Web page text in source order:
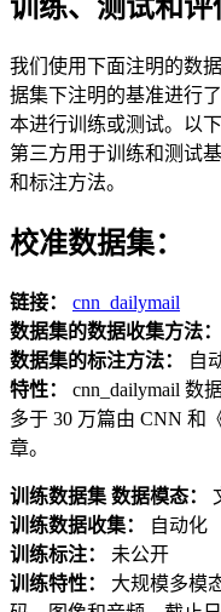
训练、测试和评
我们使用下面注明的数
据集下注明的基准进行
本进行训练或测试。以
第三方用于训练和测试
和标注方法。
校准数据集：
链接：
cnn_dailymail
数据集的数据收集方法：
数据集的标注方法：
自
特性：
cnn_dailymail 数
多于 30 万篇由 CNN 和
章。
训练数据集 数据模态：
训练数据收集：
自动化
训练标注：
未公开
训练特性：
大规模多模